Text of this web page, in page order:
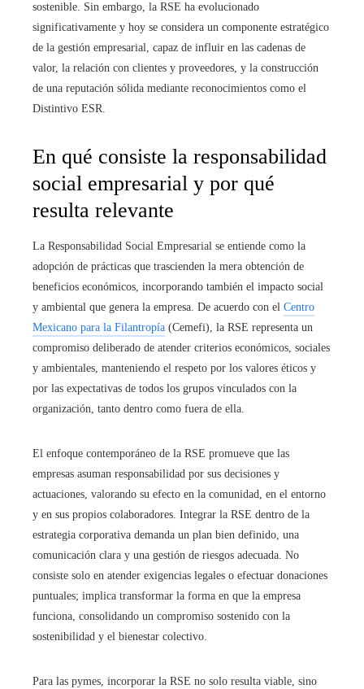
sostenible. Sin embargo, la RSE ha evolucionado
significativamente y hoy se considera un componente estratégico
de la gestión empresarial, capaz de influir en las cadenas de
valor, la relación con clientes y proveedores, y la construcción
de una reputación sólida mediante reconocimientos como el
Distintivo ESR.
En qué consiste la responsabilidad
social empresarial y por qué
resulta relevante
La Responsabilidad Social Empresarial se entiende como la
adopción de prácticas que trascienden la mera obtención de
beneficios económicos, incorporando también el impacto social
y ambiental que genera la empresa. De acuerdo con el Centro
Mexicano para la Filantropía (Cemefi), la RSE representa un
compromiso deliberado de atender criterios económicos, sociales
y ambientales, manteniendo el respeto por los valores éticos y
por las expectativas de todos los grupos vinculados con la
organización, tanto dentro como fuera de ella.
El enfoque contemporáneo de la RSE promueve que las
empresas asuman responsabilidad por sus decisiones y
actuaciones, valorando su efecto en la comunidad, en el entorno
y en sus propios colaboradores. Integrar la RSE dentro de la
estrategia corporativa demanda un plan bien definido, una
comunicación clara y una gestión de riesgos adecuada. No
consiste solo en atender exigencias legales o efectuar donaciones
puntuales; implica transformar la forma en que la empresa
funciona, consolidando un compromiso sostenido con la
sostenibilidad y el bienestar colectivo.
Para las pymes, incorporar la RSE no solo resulta viable, sino